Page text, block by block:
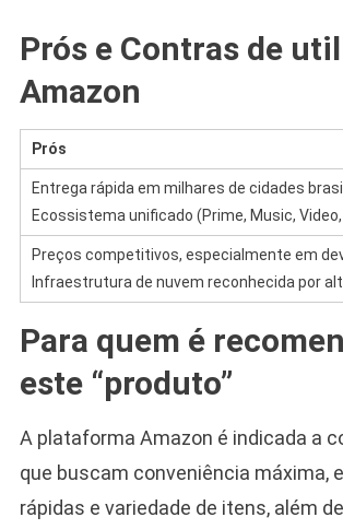
Prós e Contras de
Amazon
Prós
Entrega rápida em milhares de cidades
Ecossistema unificado (Prime, Music, Video,
Preços competitivos, especialmente em
Infraestrutura de nuvem reconhecida por
Para quem é
este “produto”
A plataforma Amazon é indicada a
que buscam conveniência máxima,
rápidas e variedade de itens, além